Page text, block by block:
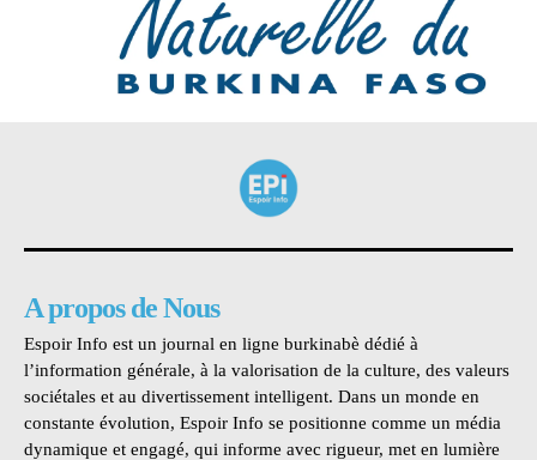
A propos de Nous
Espoir Info est un journal en ligne burkinabè dédié à
l’information générale, à la valorisation de la culture, des valeurs
sociétales et au divertissement intelligent. Dans un monde en
constante évolution, Espoir Info se positionne comme un média
dynamique et engagé, qui informe avec rigueur, met en lumière